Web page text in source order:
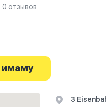
0 отзывов
посетителей IGMG Fatih
и узнайте о часах
здесь.
имаму
3